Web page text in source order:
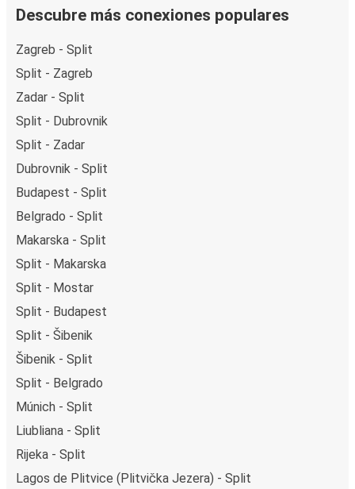
Descubre más conexiones populares
Zagreb - Split
Split - Zagreb
Zadar - Split
Split - Dubrovnik
Split - Zadar
Dubrovnik - Split
Budapest - Split
Belgrado - Split
Makarska - Split
Split - Makarska
Split - Mostar
Split - Budapest
Split - Šibenik
Šibenik - Split
Split - Belgrado
Múnich - Split
Liubliana - Split
Rijeka - Split
Lagos de Plitvice (Plitvička Jezera) - Split